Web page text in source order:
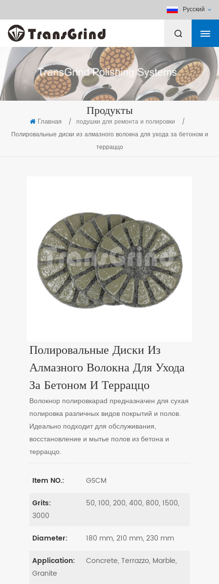
Русский
Продукты
Главная / подушки для ремонта и полировки
/
Полировальные диски из алмазного волокна для ухода за бетоном и
терраццо
Полировальные Диски Из
Алмазного Волокна Для Ухода
За Бетоном И Терраццо
Волокноp полировкаpad предназначен для сухая
полировка различных видов покрытий и полов
Идеально подходит для обслуживания
восстановление и мытье полов из бетона и
терраццо.
Item NO.: GSCM
Grits:
50, 100, 200, 400, 800, 1500,
3000
Diameter: 180 mm, 210 mm, 230 mm
Application:
Concrete, Terrazzo, Marble,
Granite